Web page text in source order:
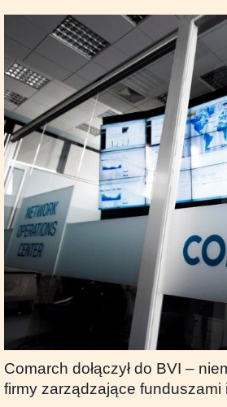
Comarch dołączył do BVI –
firmy zarządzające funduszami